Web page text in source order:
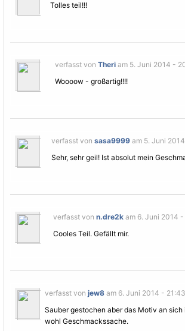
Tolles teil!!!
verfasst von Theriam 5. Juni 2014 -
Woooow - großartig!!!!
verfasst von sasa9999am 5. Juni
Sehr, sehr geil! Ist absolut mein
verfasst von n.dre2kam 6. Juni 2014 -
Cooles Teil. Gefällt mir.
verfasst von jew8am 6. Juni 2014 -
Sauber gestochen aber das Motiv an sich
wohl Geschmackssache.